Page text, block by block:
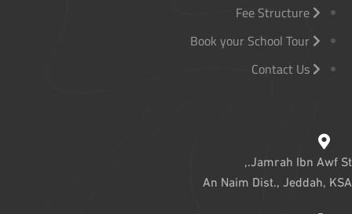
Fee Structure
Book your School Tour
Contact Us
Jamrah Ibn Awf St.,
An Naim Dist., Jeddah, KSA